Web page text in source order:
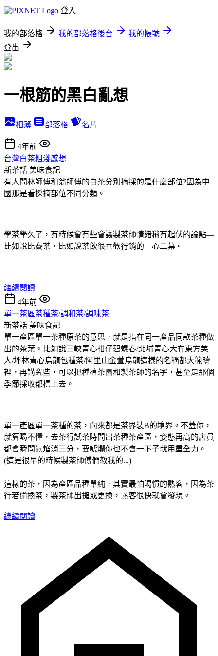
登入
我的部落格 我的部落格後台
我的帳號
登出
一根筋的黑白亂想
相簿 部落格 名片
4年前
台灣白茶粗淺感想
新茶話 美味食記
有人問林師傅和翁師傅的白茶分別摘採的是什麼部位?因為中
國那是看採摘部位不同分類。
學茶學久了，有時候會有些會讓製茶師情緒稍有起伏的論點—
比如說比賽茶，比如說茶飲很喜歡行銷的一心二葉。
繼續閱讀
4年前
單一茶區茶種茶/調和茶/調味茶
新茶話 美味食記
單一產區單一茶種原茶的意思，就是指在同一產品同款茶種做
出的茶葉。比如說三峽青心柑仔碧螺春/北埔青心大冇東方美
人/坪林青心烏龍包種茶/阿里山金萱烏龍這樣的名稱都大範疇
裡，再講究些，可以把種植茶園和製茶師的名字，甚至是那個
季節採收都標上去。
單一產區單一茶種的茶，向來都是茶界裝B的境界。不蓋你，
就算喝不懂，去茶行試茶時問出茶種茶產區，姿態再高的店員
都會瞬間氣焰消三分，要唬爛你也不會一下子就用盡全力。
(這是很早的時候製茶師傅們教我的...)
這樣的茶，因為產區品種單純，其實最怕喝慣的熟客，因為茶
行若偷換茶，製茶師出搥或更換，熟客很快就會發現。
繼續閱讀